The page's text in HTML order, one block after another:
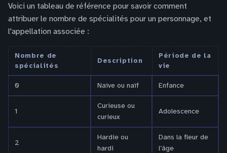
Voici un tableau de référence pour savoir comment
attribuer le nombre de spécialités pour un personnage, et
l'appellation associée :
Nombre de
spécialités
Description
Période de la
vie
0 Naïve ou naïf Enfance
1
Curieuse ou
curieux
Adolescence
2
Hardie ou
hardi
Dans la fleur de
l’âge